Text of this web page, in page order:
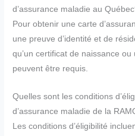
d’assurance maladie au
Pour obtenir une carte
une preuve d’identité et de
qu’un certificat de naissance ou
peuvent être requis.
Quelles sont les conditions
d’assurance maladie de la
Les conditions d’éligibilité